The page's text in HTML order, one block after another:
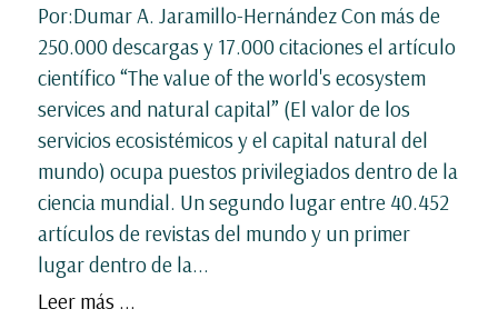
Por:Dumar A. Jaramillo-Hernández Con más de
250.000 descargas y 17.000 citaciones el artículo
científico “The value of the world's ecosystem
services and natural capital” (El valor de los
servicios ecosistémicos y el capital natural del
mundo) ocupa puestos privilegiados dentro de la
ciencia mundial. Un segundo lugar entre 40.452
artículos de revistas del mundo y un primer
lugar dentro de la...
Leer más ...